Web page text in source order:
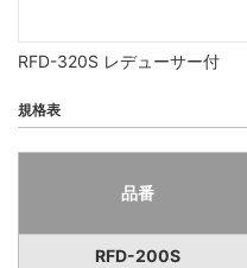
RFD-320S レデューサー付
規格表
品番
RFD-200S